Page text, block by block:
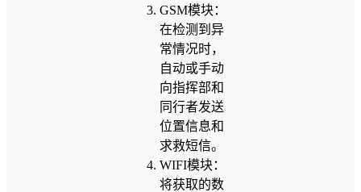
GSM模块：
在检测到异
常情况时，
自动或手动
向指挥部和
同行者发送
位置信息和
求救短信。
WIFI模块：
将获取的数